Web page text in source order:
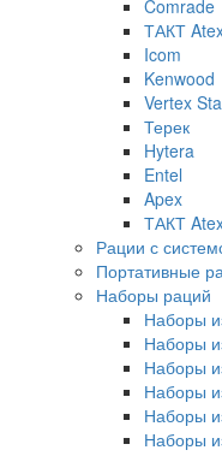
Comrade
ТАКТ
Icom
Kenwood
Vertex
Терек
Hytera
Entel
Apex
ТАКТ
Рации с
Портативные
Наборы раций
Наборы
Наборы
Наборы
Наборы
Наборы
Наборы